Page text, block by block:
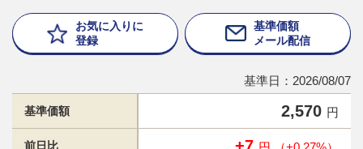
お気に入りに
登録
基準価額
メール配信
基準日：2026/08/07
基準価額 2,570 円
前日比